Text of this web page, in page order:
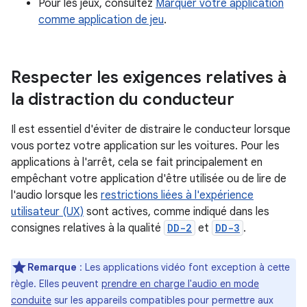
Pour les jeux, consultez Marquer votre application
comme application de jeu.
Respecter les exigences relatives à
la distraction du conducteur
Il est essentiel d'éviter de distraire le conducteur lorsque
vous portez votre application sur les voitures. Pour les
applications à l'arrêt, cela se fait principalement en
empêchant votre application d'être utilisée ou de lire de
l'audio lorsque les restrictions liées à l'expérience
utilisateur (UX) sont actives, comme indiqué dans les
consignes relatives à la qualité DD-2 et DD-3 .
Remarque : Les applications vidéo font exception à cette
règle. Elles peuvent prendre en charge l'audio en mode
conduite sur les appareils compatibles pour permettre aux